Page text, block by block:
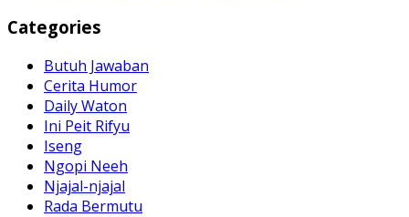
Categories
Butuh Jawaban
Cerita Humor
Daily Waton
Ini Peit Rifyu
Iseng
Ngopi Neeh
Njajal-njajal
Rada Bermutu